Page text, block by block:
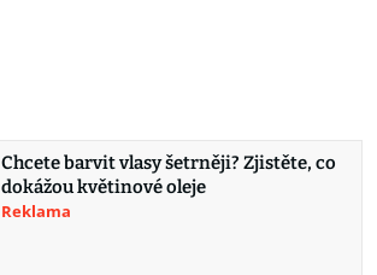
Chcete barvit vlasy šetrněji? Zjistěte, co
dokážou květinové oleje
Reklama